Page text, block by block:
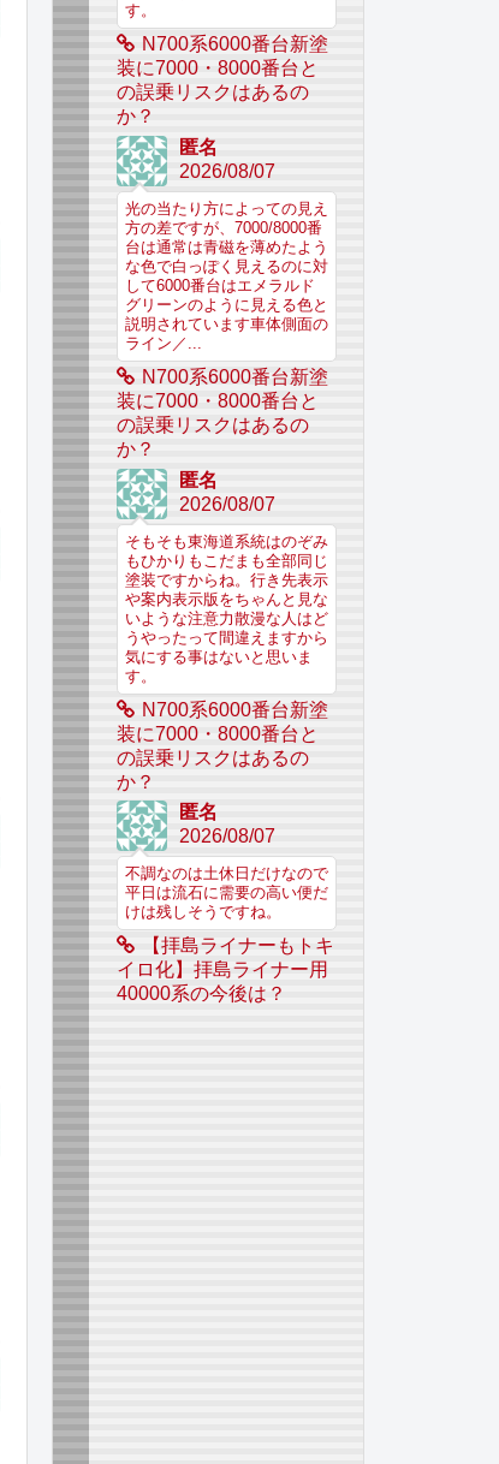
す。
N700系6000番台新塗
装に7000・8000番台と
の誤乗リスクはあるの
か？
匿名
2026/08/07
光の当たり方によっての見え
方の差ですが、7000/8000番
台は通常は青磁を薄めたよう
な色で白っぽく見えるのに対
して6000番台はエメラルド
グリーンのように見える色と
説明されています車体側面の
ライン／...
N700系6000番台新塗
装に7000・8000番台と
の誤乗リスクはあるの
か？
匿名
2026/08/07
そもそも東海道系統はのぞみ
もひかりもこだまも全部同じ
塗装ですからね。行き先表示
や案内表示版をちゃんと見な
いような注意力散漫な人はど
うやったって間違えますから
気にする事はないと思いま
す。
N700系6000番台新塗
装に7000・8000番台と
の誤乗リスクはあるの
か？
匿名
2026/08/07
不調なのは土休日だけなので
平日は流石に需要の高い便だ
けは残しそうですね。
【拝島ライナーもトキ
イロ化】拝島ライナー用
40000系の今後は？